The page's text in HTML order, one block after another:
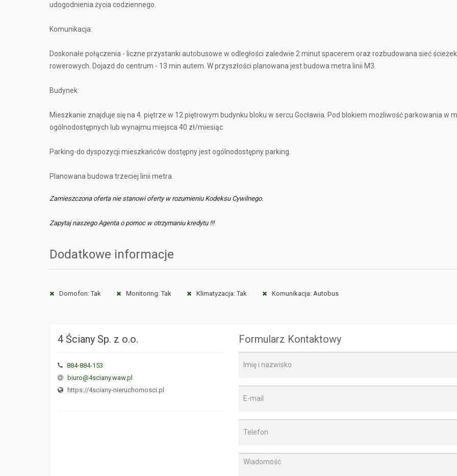
udogodnienia życia codziennego.
Komunikacja:
Doskonałe połączenia - liczne przystanki autobusowe w odległości zaledwie 2 minut spacerem oraz rozbudowana sieć ścieżek
rowerowych. Dojazd do centrum - 13 min autem. W przyszłości planowana jest budowa metra linii M3.
Budynek:
Mieszkanie znajduje się na 4. piętrze w 12 piętrowym budynku bloku w sercu Gocławia. Pod blokiem możliwość parkowania w
ogólnodostępnych lub wynajmu miejsca 40 zł/miesiąc
Parking-do dyspozycji mieszkańców dostępny jest ogólnodostępny parking.
Planowana budowa trzeciej linii metra.
Zamieszczona oferta nie stanowi oferty w rozumieniu Kodeksu Cywilnego.
Zapytaj naszego Agenta o pomoc w otrzymaniu kredytu !!!
Dodatkowe informacje
Domofon: Tak Monitoring: Tak Klimatyzacja: Tak Komunikacja: Autobus
4 Ściany Sp. z o.o.
884-884-153
biuro@4sciany.waw.pl
https://4sciany-nieruchomosci.pl
Formularz Kontaktowy